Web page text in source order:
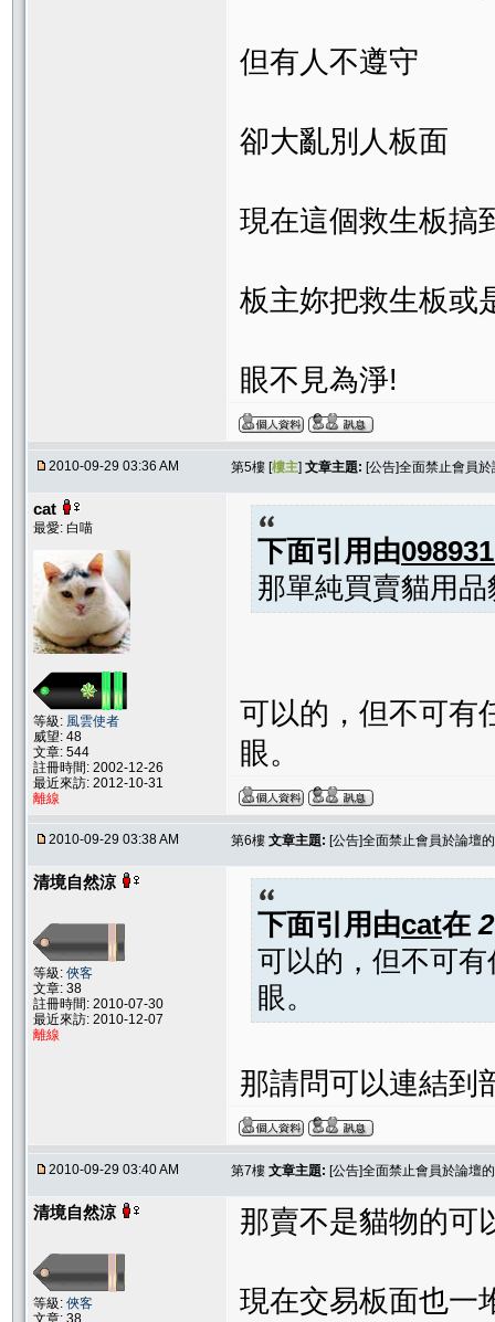
但有人不遵守
卻大亂別人板面
現在這個救生板搞
板主妳把救生板或
眼不見為淨!
2010-09-29 03:36 AM 第5樓 [樓主] 文章主題: [公告]全面禁止會員
cat
最愛: 白喵
等級: 風雲使者
威望: 48
文章: 544
註冊時間: 2002-12-26
最近來訪: 2012-10-31
離線
下面引用由
那單純買賣貓用
可以的，但不可有
眼。
2010-09-29 03:38 AM 第6樓 文章主題: [公告]全面禁止會員於論壇
清境自然涼
等級: 俠客
文章: 38
註冊時間: 2010-07-30
最近來訪: 2010-12-07
離線
下面引用由cat在
可以的，但不可
眼。
那請問可以連結到
2010-09-29 03:40 AM 第7樓 文章主題: [公告]全面禁止會員於論壇
清境自然涼
等級: 俠客
文章: 38
那賣不是貓物的可
現在交易板面也一